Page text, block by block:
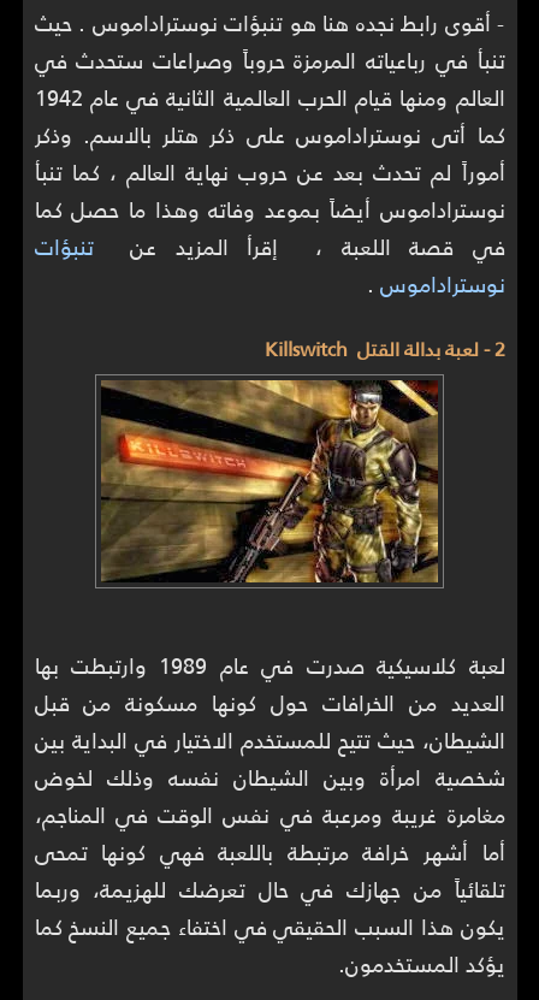
- أقوى رابط نجده هنا هو تنبؤات نوستراداموس . حيث
تنبأ في رباعياته المرمزة حروباً وصراعات ستحدث في
العالم ومنها قيام الحرب العالمية الثانية في عام 1942
كما أتى نوستراداموس على ذكر هتلر بالاسم. وذكر
أموراً لم تحدث بعد عن حروب نهاية العالم ، كما تنبأ
نوستراداموس أيضاً بموعد وفاته وهذا ما حصل كما
في قصة اللعبة ، إقرأ المزيد عنتنبؤات
نوستراداموس .
2 - لعبة بدالة القتل Killswitch
لعبة كلاسيكية صدرت في عام 1989 وارتبطت بها
العديد من الخرافات حول كونها مسكونة من قبل
الشيطان، حيث تتيح للمستخدم الاختيار في البداية بين
شخصية امرأة وبين الشيطان نفسه وذلك لخوض
مغامرة غريبة ومرعبة في نفس الوقت في المناجم،
أما أشهر خرافة مرتبطة باللعبة فهي كونها تمحى
تلقائياً من جهازك في حال تعرضك للهزيمة، وربما
يكون هذا السبب الحقيقي في اختفاء جميع النسخ كما
يؤكد المستخدمون.